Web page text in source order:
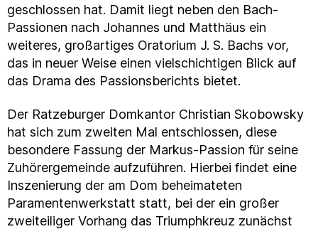
geschlossen hat. Damit liegt neben den Bach-
Passionen nach Johannes und Matthäus ein
weiteres, großartiges Oratorium J. S. Bachs vor,
das in neuer Weise einen vielschichtigen Blick auf
das Drama des Passionsberichts bietet.
Der Ratzeburger Domkantor Christian Skobowsky
hat sich zum zweiten Mal entschlossen, diese
besondere Fassung der Markus-Passion für seine
Zuhörergemeinde aufzuführen. Hierbei findet eine
Inszenierung der am Dom beheimateten
Paramentenwerkstatt statt, bei der ein großer
zweiteiliger Vorhang das Triumphkreuz zunächst